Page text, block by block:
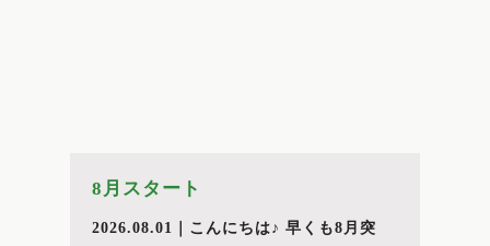
8月スタート
2026.08.01｜こんにちは♪ 早くも8月突